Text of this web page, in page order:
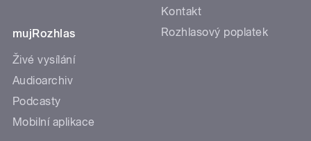
mujRozhlas
Živé vysílání
Audioarchiv
Podcasty
Mobilní aplikace
Kontakt
Rozhlasový poplatek